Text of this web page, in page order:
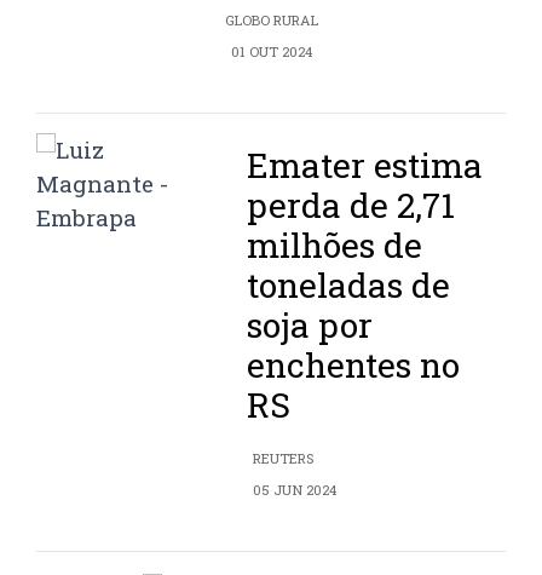
GLOBO RURAL
01 OUT 2024
Emater estima
perda de 2,71
milhões de
toneladas de
soja por
enchentes no
RS
REUTERS
05 JUN 2024